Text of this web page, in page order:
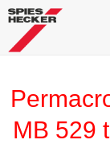
MB 529